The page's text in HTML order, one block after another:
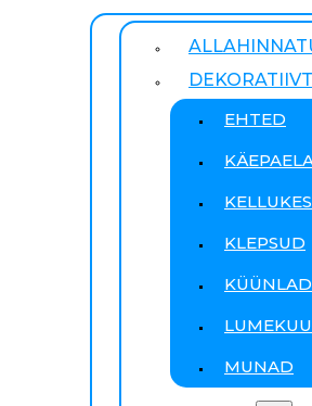
EHTED
KLEPSUD
KÜÜNLAD
MUNAD